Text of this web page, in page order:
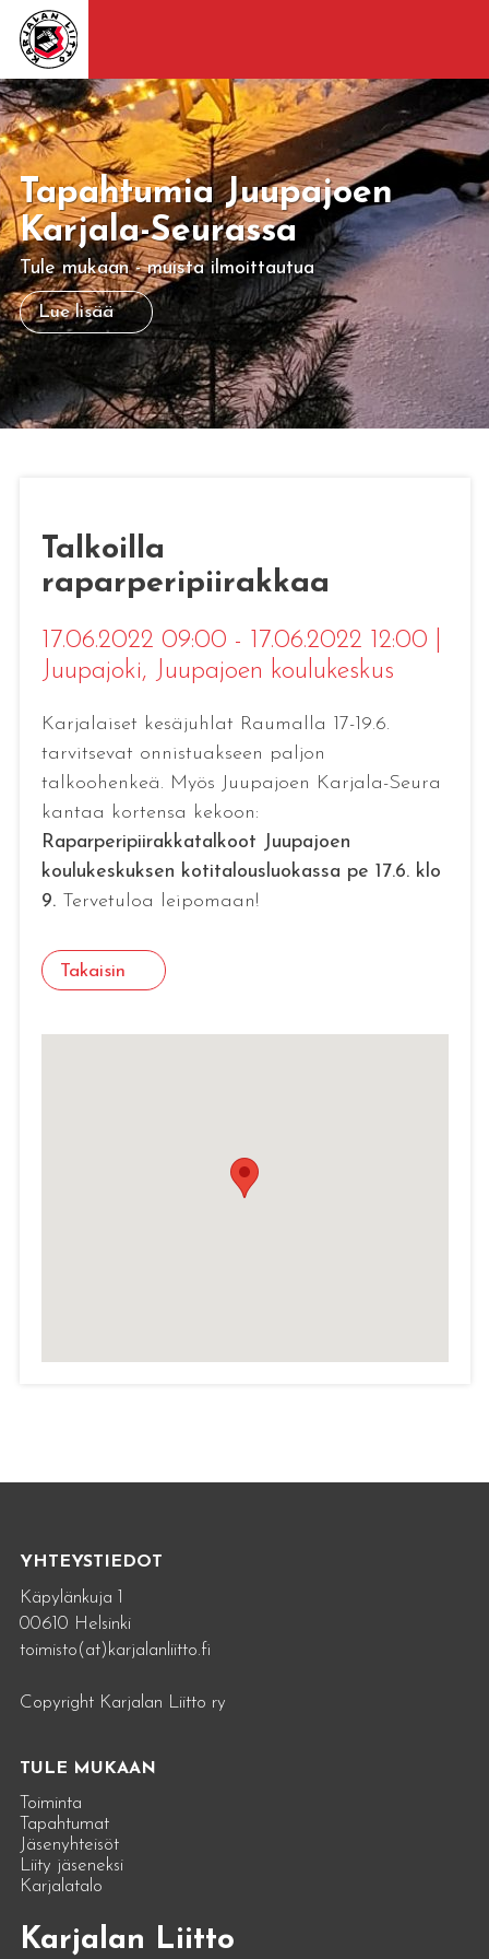
Tapahtumia Juupajoen
Karjala-Seurassa
Tule mukaan - muista ilmoittautua
Lue lisää
Talkoilla
raparperipiirakkaa
17.06.2022 09:00 - 17.06.2022 12:00
Juupajoki, Juupajoen koulukeskus
Karjalaiset kesäjuhlat Raumalla 17-19.6.
tarvitsevat onnistuakseen paljon
talkoohenkeä. Myös Juupajoen Karjala-Seura
kantaa kortensa kekoon:
Raparperipiirakkatalkoot Juupajoen
koulukeskuksen kotitalousluokassa pe 17.6. klo
9. Tervetuloa leipomaan!
Takaisin
YHTEYSTIEDOT
Käpylänkuja 1
00610 Helsinki
toimisto(at)karjalanliitto.fi
Copyright Karjalan Liitto ry
TULE MUKAAN
Toiminta
Tapahtumat
Jäsenyhteisöt
Liity jäseneksi
Karjalatalo
Karjalan Liitto